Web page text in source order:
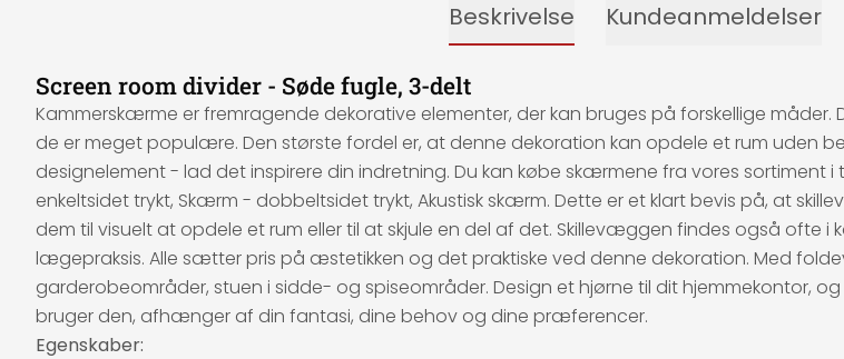
Beskrivelse Kundeanmeldelser
Screen room divider - Søde fugle, 3-delt
Kammerskærme er fremragende dekorative elementer, der kan bruges på forskellige
de er meget populære. Den største fordel er, at denne dekoration kan opdele et rum uden
designelement - lad det inspirere din indretning. Du kan købe skærmene fra vores
enkeltsidet trykt, Skærm - dobbeltsidet trykt, Akustisk skærm. Dette er et klart bevis på, at
dem til visuelt at opdele et rum eller til at skjule en del af det. Skillevæggen findes også ofte i
lægepraksis. Alle sætter pris på æstetikken og det praktiske ved denne dekoration. Med
garderobeområder, stuen i sidde- og spiseområder. Design et hjørne til dit hjemmekontor,
bruger den, afhænger af din fantasi, dine behov og dine præferencer.
Egenskaber: